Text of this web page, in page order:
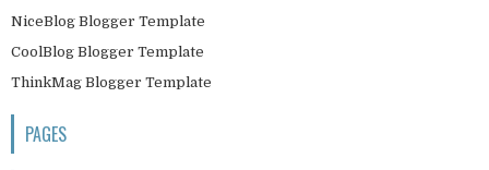
NiceBlog Blogger Template
CoolBlog Blogger Template
ThinkMag Blogger Template
PAGES